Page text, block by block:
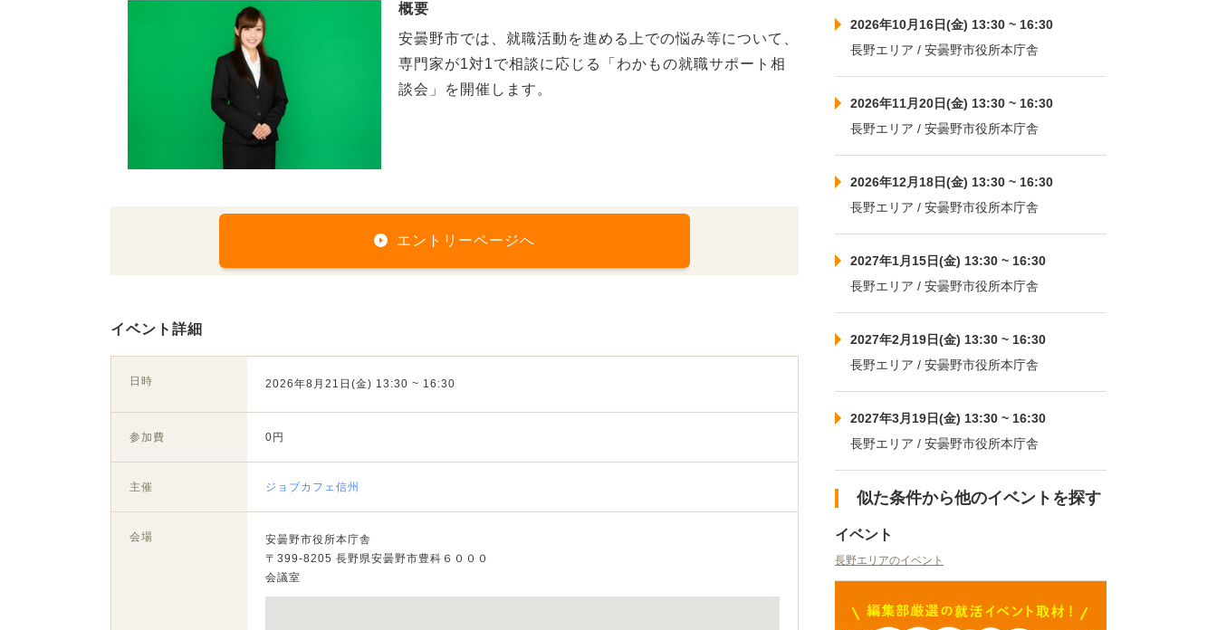
概要
安曇野市では、就職活動を進める上での悩み等について、
専門家が1対1で相談に応じる「わかもの就職サポート相
談会」を開催します。
エントリーページへ
イベント詳細
日時 2026年8月21日(金) 13:30 ~ 16:30
参加費 0円
主催 ジョブカフェ信州
会場
安曇野市役所本庁舎
〒399-8205 長野県安曇野市豊科６０００
会議室
2026年10月16日(金) 13:30 ~ 16:30
長野エリア / 安曇野市役所本庁舎
2026年11月20日(金) 13:30 ~ 16:30
長野エリア / 安曇野市役所本庁舎
2026年12月18日(金) 13:30 ~ 16:30
長野エリア / 安曇野市役所本庁舎
2027年1月15日(金) 13:30 ~ 16:30
長野エリア / 安曇野市役所本庁舎
2027年2月19日(金) 13:30 ~ 16:30
長野エリア / 安曇野市役所本庁舎
2027年3月19日(金) 13:30 ~ 16:30
長野エリア / 安曇野市役所本庁舎
似た条件から他のイベントを探す
イベント
長野エリアのイベント